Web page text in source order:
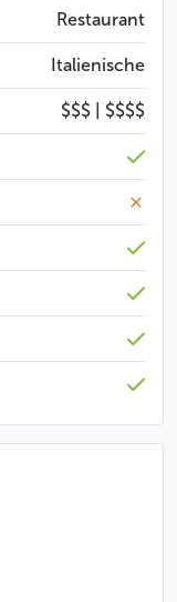
Restaurant
Italienische
$$$ | $$$$